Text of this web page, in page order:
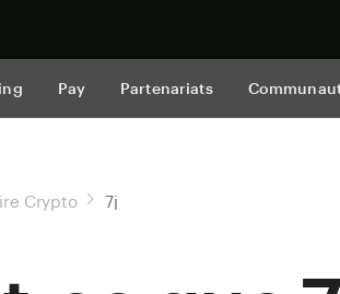
Pay Partenariats
Crypto 7j